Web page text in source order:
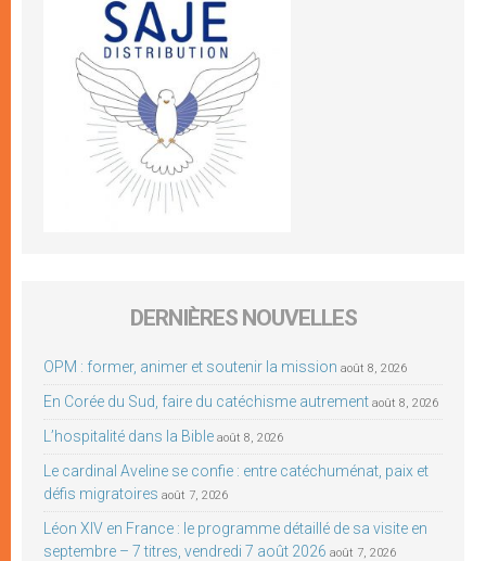
DERNIÈRES NOUVELLES
OPM : former, animer et soutenir la mission août 8, 2026
En Corée du Sud, faire du catéchisme autrement août 8, 2026
L’hospitalité dans la Bible août 8, 2026
Le cardinal Aveline se confie : entre catéchuménat, paix et
défis migratoires août 7, 2026
Léon XIV en France : le programme détaillé de sa visite en
septembre – 7 titres, vendredi 7 août 2026 août 7, 2026